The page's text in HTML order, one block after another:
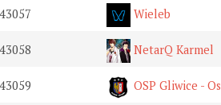
43057 Wieleb
43058 NetarQ Karmel
43059 OSP Gliwice -